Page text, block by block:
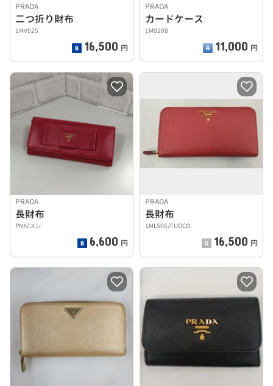
PRADA
二つ折り財布
1MV025
16,500 円
PRADA
カードケース
1M0208
11,000 円
PRADA
長財布
PNK/スレ
6,600 円
PRADA
長財布
1ML506/FUOCO
16,500 円